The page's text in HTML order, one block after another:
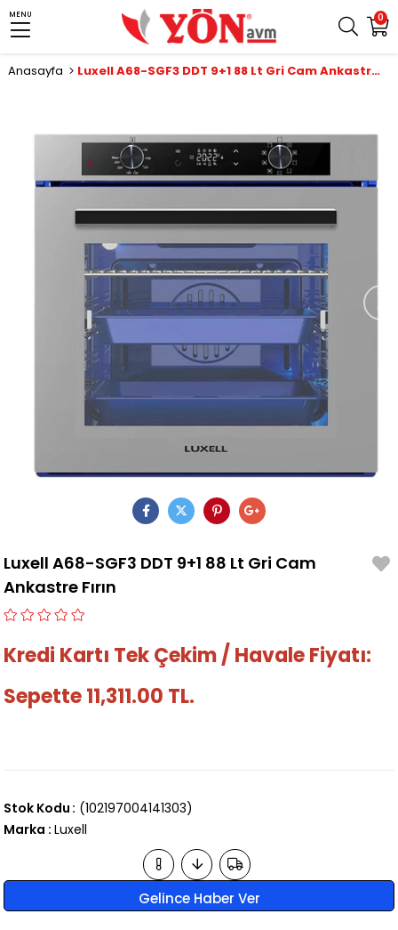
0
MENU
Anasayfa Luxell A68-SGF3 DDT 9+1 88 Lt Gri Cam Ankastre Fırın
›
Luxell A68-SGF3 DDT 9+1 88 Lt Gri Cam
Ankastre Fırın
Kredi Kartı Tek Çekim / Havale Fiyatı:
Sepette 11,311.00 TL.
(102197004141303)
Stok Kodu
Marka : Luxell
Gelince Haber Ver